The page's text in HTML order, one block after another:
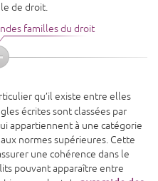
de droit.
familles du droit
qu’il existe entre elles
écrites sont classées par
appartiennent à une catégorie
normes supérieures. Cette
une cohérence dans le
pouvant apparaître entre